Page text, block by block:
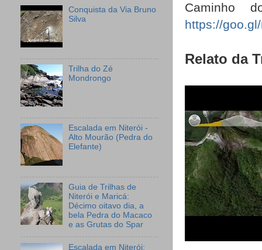
Caminho
https://
Relato da
Conquista da Via Bruno
Silva
Trilha do Zé
Mondrongo
Escalada em Niterói -
Alto Mourão (Pedra do
Elefante)
Guia de Trilhas de
Niterói e Maricá:
Décimo oitavo dia, a
bela Pedra do Macaco
e as Grutas do Spar
Escalada em Niterói: